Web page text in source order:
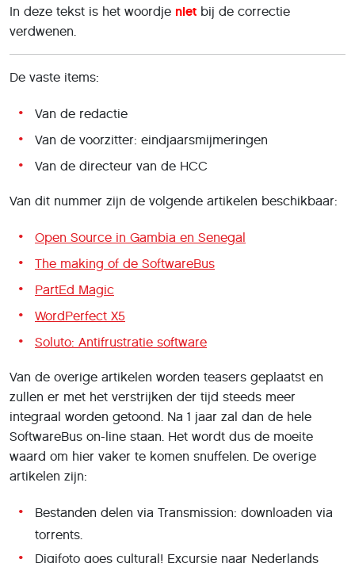
In deze tekst is het woordje niet bij de correctie
verdwenen.
De vaste items:
Van de redactie
Van de voorzitter: eindjaarsmijmeringen
Van de directeur van de HCC
Van dit nummer zijn de volgende artikelen beschikbaar:
Open Source in Gambia en Senegal
The making of de SoftwareBus
PartEd Magic
WordPerfect X5
Soluto: Antifrustratie software
Van de overige artikelen worden teasers geplaatst en
zullen er met het verstrijken der tijd steeds meer
integraal worden getoond. Na 1 jaar zal dan de hele
SoftwareBus on-line staan. Het wordt dus de moeite
waard om hier vaker te komen snuffelen. De overige
artikelen zijn:
Bestanden delen via Transmission: downloaden via
torrents.
Digifoto goes cultural! Excursie naar Nederlands